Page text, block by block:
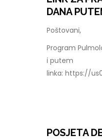
DANA
Poštovani,
Program
i putem
linka: https://
POSJETA